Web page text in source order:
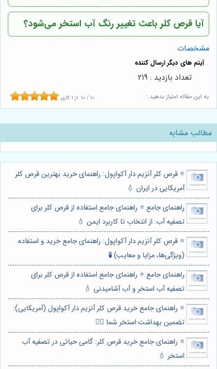
آیا قرص کلر باعث تغییر رنگ آب استخر می‌شود؟
مشخصات
به این مقاله امتیاز بدهید : 10 / 10 از 1 کاربر
تعداد بازدید : 219
مطالب مشابه
⭐️ قرص کلر آنزیم دار آکواپول: راهنمای خرید بهترین قرص کلر
آمریکایی در ایران 💧
راهنمای جامع ⭐️ راهنمای جامع استفاده از قرص کلر برای
تصفیه آب: از انتخاب تا کاربرد ایمن 💧
⭐️ قرص کلر آنزیم دار آکواپول: راهنمای جامع خرید و استفاده
(ویژگی‌ها، مزایا و معایب) 🧪
راهنمای جامع ⭐️ راهنمای جامع استفاده از قرص کلر برای
تصفیه آب استخر و آب آشامیدنی 💧
⭐️ راهنمای جامع خرید قرص کلر آنزیم دار آکواپول (آمریکایی):
تضمین بهداشت استخر شما 🏊‍♂️
⭐️ راهنمای جامع خرید قرص کلر: گامی حیاتی در تصفیه آب
استخر 💧